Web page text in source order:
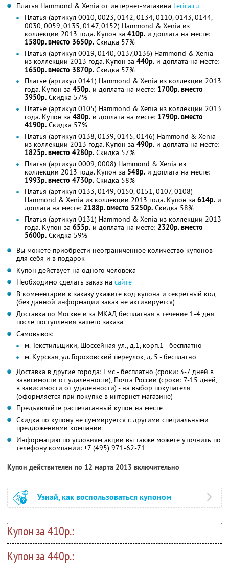
Платья Hammond & Xenia от интернет-магазина Lerica.ru
Платья (артикул 0010, 0023, 0142, 0134, 0110, 0143, 0144,
0030, 0059, 0135, 0147, 0152) Hammond & Xenia из
коллекции 2013 года. Купон за 410р. и доплата на месте:
1580р. вместо 3650р. Скидка 57%
Платья (артикул 0019, 0140, 0137,0136) Hammond & Xenia
из коллекции 2013 года. Купон за 440р. и доплата на месте:
1650р. вместо 3870р. Скидка 57%
Платье (артикул 0141) Hammond & Xenia из коллекции 2013
года. Купон за 450р. и доплата на месте: 1700р. вместо
3950р. Скидка 57%
Платье (артикул 0105) Hammond & Xenia из коллекции 2013
года. Купон за 480р. и доплата на месте: 1790р. вместо
4190р. Скидка 57%
Платья (артикул 0138, 0139, 0145, 0146) Hammond & Xenia
из коллекции 2013 года. Купон за 490р. и доплата на месте:
1825р. вместо 4280р. Скидка 57%
Платья (артикул 0009, 0008) Hammond & Xenia из
коллекции 2013 года. Купон за 548р. и доплата на месте:
1993р. вместо 4730р. Скидка 58%
Платья (артикул 0133, 0149, 0150, 0151, 0107, 0108)
Hammond & Xenia из коллекции 2013 года. Купон за 614р. и
доплата на месте: 2188р. вместо 5250р. Скидка 58%
Платья (артикул 0131) Hammond & Xenia из коллекции 2013
года. Купон за 655р. и доплата на месте: 2320р. вместо
5600р. Скидка 59%
Вы можете приобрести неограниченное количество купонов
для себя и в подарок
Купон действует на одного человека
Необходимо сделать заказ на сайте
В комментарии к заказу укажите код купона и секретный код
(без данной информации заказ не активируется)
Доставка по Москве и за МКАД бесплатная в течение 1-4 дня
после поступления вашего заказа
Самовывоз:
м. Текстильщики, Шоссейная ул., д.1, корп.1 - бесплатно
м. Курская, ул. Гороховский переулок, д. 5 - бесплатно
Доставка в другие города: Емс - бесплатно (сроки: 3-7 дней в
зависимости от удаленности), Почта России (сроки: 7-15 дней,
в зависимости от удаленности) - на выбор покупателя
(оформляется при покупке в интернет-магазине)
Предъявляйте распечатанный купон на месте
Скидка по купону не суммируется с другими специальными
предложениями компании
Информацию по условиям акции вы также можете уточнить по
телефону компании: +7 (495) 971-62-71
Купон действителен по 12 марта 2013 включительно
Узнай, как воспользоваться купоном
Купон за 410р.:
Купон за 440р.: